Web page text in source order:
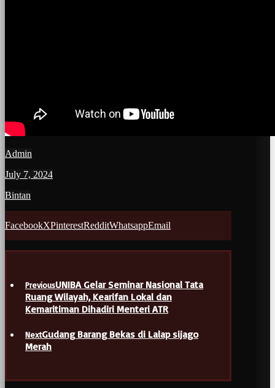
Admin
July 7, 2024
Bintan
FacebookXPinterestRedditWhatsappEmail
PreviousUNIBA Gelar Seminar Nasional Tata
Ruang Wilayah, Kearifan Lokal dan
Kemaritiman Dihadiri Menteri ATR
NextGudang Barang Bekas di Lalap sijago
Merah